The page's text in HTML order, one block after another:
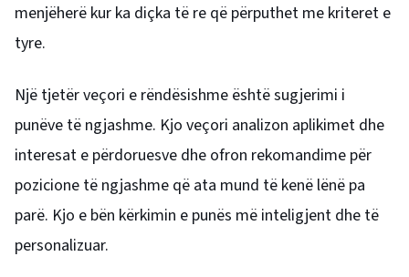
menjëherë kur ka diçka të re që përputhet me kriteret e
tyre.
Një tjetër veçori e rëndësishme është sugjerimi i
punëve të ngjashme. Kjo veçori analizon aplikimet dhe
interesat e përdoruesve dhe ofron rekomandime për
pozicione të ngjashme që ata mund të kenë lënë pa
parë. Kjo e bën kërkimin e punës më inteligjent dhe të
personalizuar.